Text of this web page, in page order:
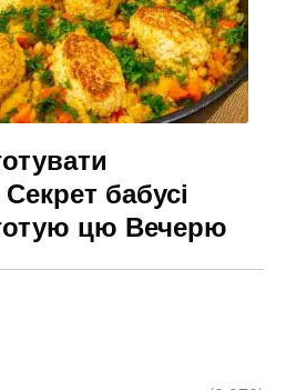
бабусі
цю Вечерю